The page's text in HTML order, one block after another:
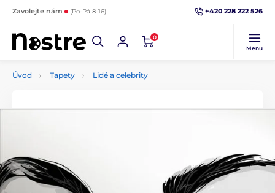
Zavolejte nám (Po-Pá 8-16) +420 228 222 526
0
Menu
Úvod Tapety Lidé a celebrity